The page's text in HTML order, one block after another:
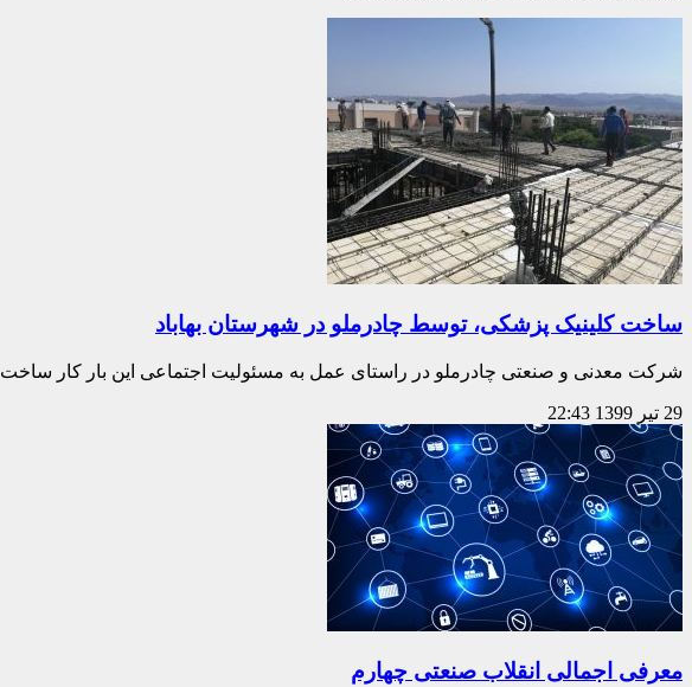
ساخت کلینیک پزشکی، توسط چادرملو در شهرستان بهاباد
شرکت معدنی و صنعتی چادرملو در راستای عمل به مسئولیت اجتماعی این بار کار ساخت
29 تیر 1399 22:43
معرفی اجمالی انقلاب صنعتی چهارم